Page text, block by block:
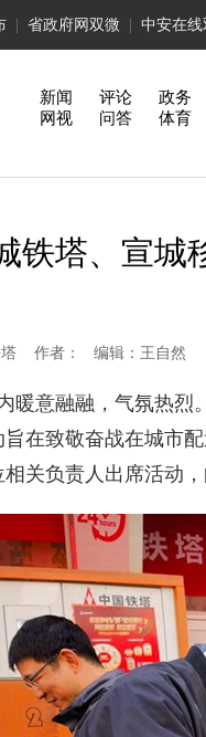
省政府网双微 中安在线
新闻 评论 政务
网视
问答 体育
铁塔、宣城
塔 作者： 编辑：王自然
意融融，气氛热烈
在致敬奋战在城市
关负责人出席活动